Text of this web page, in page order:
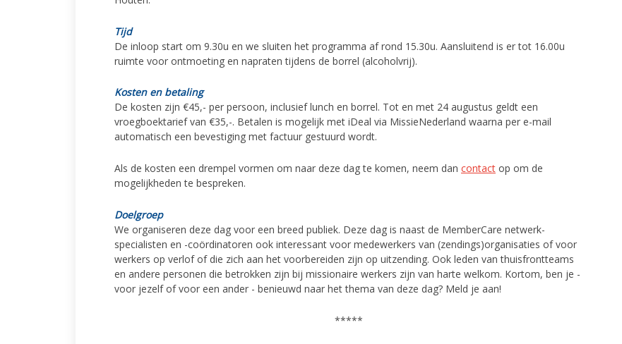
Tijd
De inloop start om 9.30u en we sluiten het programma af rond 15.30u. Aansluitend is er tot 16.00u
ruimte voor ontmoeting en napraten tijdens de borrel (alcoholvrij).
Kosten en betaling
De kosten zijn €45,- per persoon, inclusief lunch en borrel. Tot en met 24 augustus geldt een
vroegboektarief van €35,-. Betalen is mogelijk met iDeal via MissieNederland waarna per e-mail
automatisch een bevestiging met factuur gestuurd wordt.
Als de kosten een drempel vormen om naar deze dag te komen, neem dan contact op om de
mogelijkheden te bespreken.
Doelgroep
We organiseren deze dag voor een breed publiek. Deze dag is naast de MemberCare netwerk-
specialisten en -coördinatoren ook interessant voor medewerkers van (zendings)organisaties of voor
werkers op verlof of die zich aan het voorbereiden zijn op uitzending. Ook leden van thuisfrontteams
en andere personen die betrokken zijn bij missionaire werkers zijn van harte welkom. Kortom, ben je -
voor jezelf of voor een ander - benieuwd naar het thema van deze dag? Meld je aan!
*****